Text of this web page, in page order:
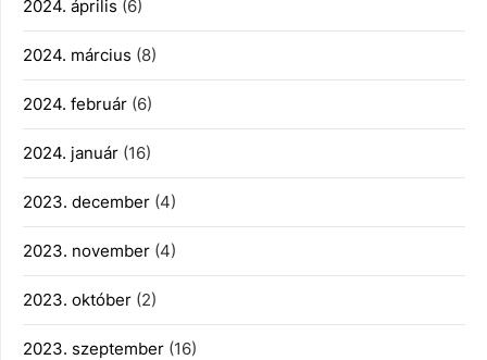
2024. április (6)
2024. március (8)
2024. február (6)
2024. január (16)
2023. december (4)
2023. november (4)
2023. október (2)
2023. szeptember (16)